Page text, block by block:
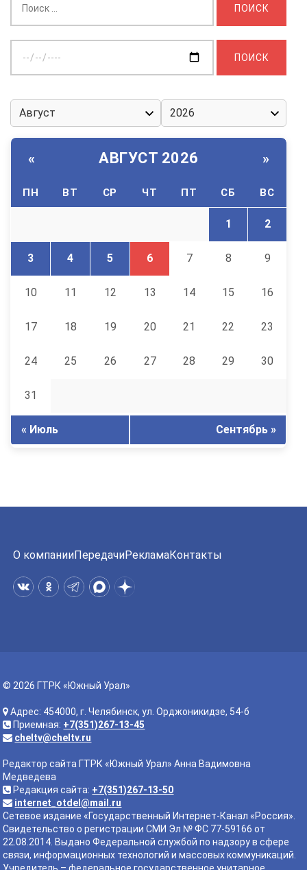
дату:
« АВГУСТ 2026 »
ПН ВТ СР ЧТ ПТ СБ ВС
1 2
3 4 5 6 7 8 9
10 11 12 13 14 15 16
17 18 19 20 21 22 23
24 25 26 27 28 29 30
31
« Июль Сентябрь »
О компанииПередачиРекламаКонтакты
© 2026 ГТРК «Южный Урал»
Адрес: 454000, г. Челябинск, ул. Орджоникидзе, 54-б
Приемная: +7(351)267-13-45
cheltv@cheltv.ru
Редактор сайта ГТРК «Южный Урал» Анна Вадимовна
Медведева
Редакция сайта: +7(351)267-13-50
internet_otdel@mail.ru
Сетевое издание «Государственный Интернет-Канал «Россия».
Свидетельство о регистрации СМИ Эл № ФС 77-59166 от
22.08.2014. Выдано Федеральной службой по надзору в сфере
связи, информационных технологий и массовых коммуникаций.
Учредитель – федеральное государственное унитарное